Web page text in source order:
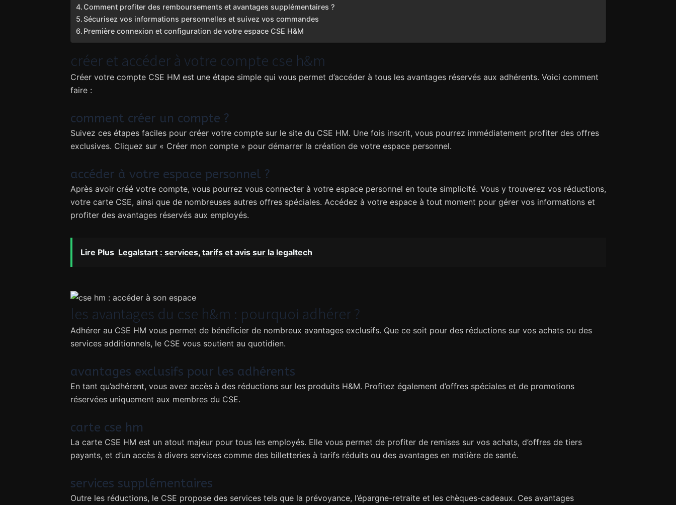
Comment profiter des remboursements et avantages supplémentaires ?
Sécurisez vos informations personnelles et suivez vos commandes
Première connexion et configuration de votre espace CSE H&M
créer et accéder à votre compte cse h&m
Créer votre compte CSE HM est une étape simple qui vous permet d’accéder à tous les avantages réservés aux adhérents. Voici comment
faire :
comment créer un compte ?
Suivez ces étapes faciles pour créer votre compte sur le site du CSE HM. Une fois inscrit, vous pourrez immédiatement profiter des offres
exclusives. Cliquez sur « Créer mon compte » pour démarrer la création de votre espace personnel.
accéder à votre espace personnel ?
Après avoir créé votre compte, vous pourrez vous connecter à votre espace personnel en toute simplicité. Vous y trouverez vos réductions,
votre carte CSE, ainsi que de nombreuses autres offres spéciales. Accédez à votre espace à tout moment pour gérer vos informations et
profiter des avantages réservés aux employés.
Lire Plus Legalstart : services, tarifs et avis sur la legaltech
les avantages du cse h&m : pourquoi adhérer ?
Adhérer au CSE HM vous permet de bénéficier de nombreux avantages exclusifs. Que ce soit pour des réductions sur vos achats ou des
services additionnels, le CSE vous soutient au quotidien.
avantages exclusifs pour les adhérents
En tant qu’adhérent, vous avez accès à des réductions sur les produits H&M. Profitez également d’offres spéciales et de promotions
réservées uniquement aux membres du CSE.
carte cse hm
La carte CSE HM est un atout majeur pour tous les employés. Elle vous permet de profiter de remises sur vos achats, d’offres de tiers
payants, et d’un accès à divers services comme des billetteries à tarifs réduits ou des avantages en matière de santé.
services supplémentaires
Outre les réductions, le CSE propose des services tels que la prévoyance, l’épargne-retraite et les chèques-cadeaux. Ces avantages